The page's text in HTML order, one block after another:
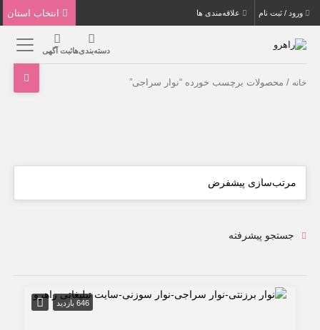
ورود / ثبت نام علاقه‌مندی ها
دسته‌بندی‌هاثبت آگهی
خانه / محصولات برچسب خورده “نوار سراجی”
جستجو پیشرفته
646 بازدید